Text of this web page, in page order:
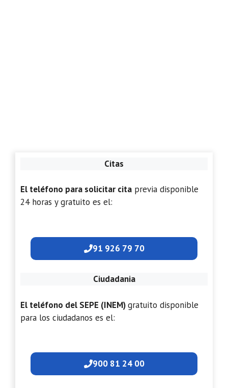
Citas
El teléfono para solicitar cita previa disponible
24 horas y gratuito es el:
91 926 79 70
Ciudadania
El teléfono del SEPE (INEM)gratuito disponible
para los ciudadanos es el:
900 81 24 00